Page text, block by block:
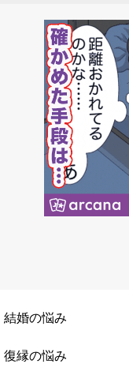
結婚の悩み
復縁の悩み